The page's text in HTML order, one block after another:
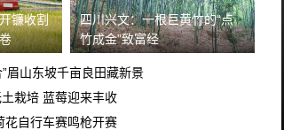
漆，损坏
梁凹陷要
镰收割
四川兴文：一根巨黄竹的“点
竹成金”致富经
”眉山东坡千亩良田藏新景
栽培 蓝莓迎来丰收
花自行车赛鸣枪开赛